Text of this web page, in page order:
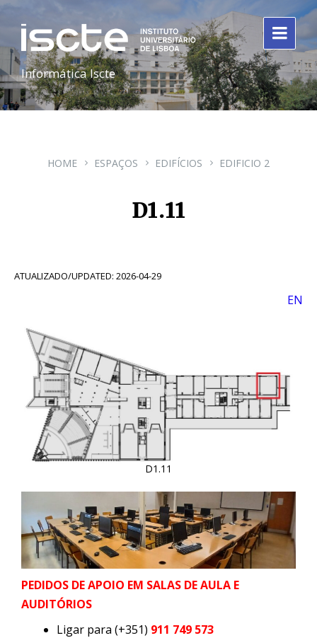
Informática Iscte
HOME ESPAÇOS EDIFÍCIOS EDIFICIO 2
D1.11
ATUALIZADO/UPDATED: 2026-04-29
EN
D1.11
PEDIDOS DE APOIO EM SALAS DE AULA E
AUDITÓRIOS
Ligar para (+351) 911 749 573